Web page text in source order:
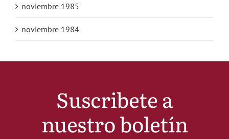
noviembre 1985
noviembre 1984
Suscribete a
nuestro boletín